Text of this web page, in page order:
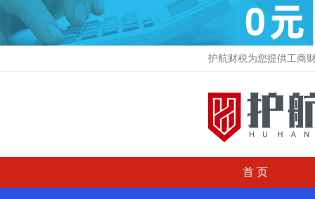
护航财税为您提供工商
首 页